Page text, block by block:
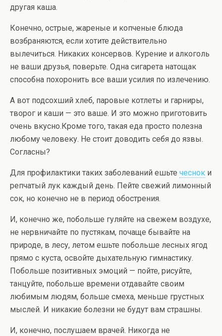
другая каша.
Конечно, острые, жареные и копченые блюда
возбраняются, если хотите действительно
вылечиться. Никаких консервов. Курение и алкоголь
не ваши друзья, поверьте. Одна сигарета натощак
способна похоронить все ваши усилия по излечению.
А вот подсохший хлеб, паровые котлеты и гарниры,
творог и каши — это ваше. И это можно приготовить
очень вкусно.Кроме того, такая еда просто полезна
любому человеку. Не стоит доводить себя до язвы.
Согласны?
Для профилактики таких заболеваний ешьте чеснок и
репчатый лук каждый день. Пейте свежий лимонный
сок, но конечно не в период обострения.
И, конечно же, побольше гуляйте на свежем воздухе,
не нервничайте по пустякам, почаще бывайте на
природе, в лесу, летом ешьте побольше лесных ягод
прямо с куста, освойте дыхательную гимнастику.
Побольше позитивных эмоций — пойте, рисуйте,
танцуйте, побольше времени отдавайте своим
любимым людям, больше смеха, меньше грустных
мыслей. И никакие болезни не будут вам страшны.
И, конечно, послушаем врачей. Никогда не